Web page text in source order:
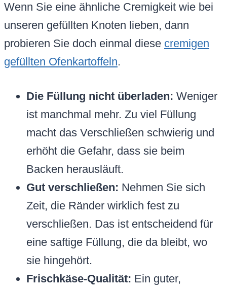
Wenn Sie eine ähnliche Cremigkeit wie bei
unseren gefüllten Knoten lieben, dann
probieren Sie doch einmal diese cremigen
gefüllten Ofenkartoffeln.
Die Füllung nicht überladen: Weniger
ist manchmal mehr. Zu viel Füllung
macht das Verschließen schwierig und
erhöht die Gefahr, dass sie beim
Backen herausläuft.
Gut verschließen: Nehmen Sie sich
Zeit, die Ränder wirklich fest zu
verschließen. Das ist entscheidend für
eine saftige Füllung, die da bleibt, wo
sie hingehört.
Frischkäse-Qualität: Ein guter,